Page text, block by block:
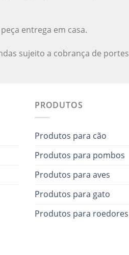
entrega em casa.
sujeito a cobrança de portes
PRODUTOS
Produtos para cão
Produtos para pombos
Produtos para aves
Produtos para gato
Produtos para roedores